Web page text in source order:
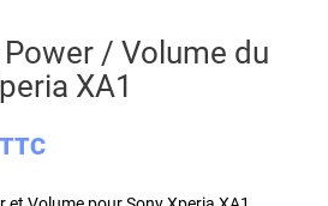
/ Volume du
XA1
TTC